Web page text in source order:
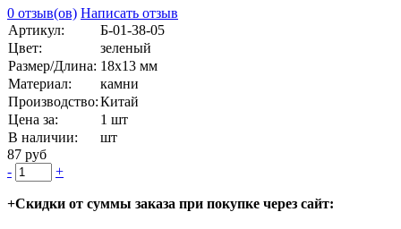
0 отзыв(ов) Написать отзыв
Артикул:
Б-01-38-05
Цвет:
зеленый
Размер/Длина: 18х13 мм
Материал:
камни
Производство:Китай
Цена за:
1 шт
В наличии:
шт
87 руб
-
+
+Скидки от суммы заказа при покупке через сайт: